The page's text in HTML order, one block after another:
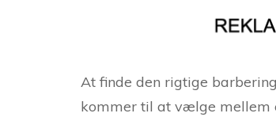
At finde den rigtige
kommer til at vælge mellem